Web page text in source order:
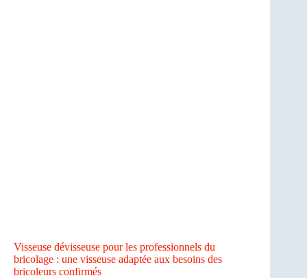
Visseuse dévisseuse pour les professionnels du
bricolage : une visseuse adaptée aux besoins des
bricoleurs confirmés